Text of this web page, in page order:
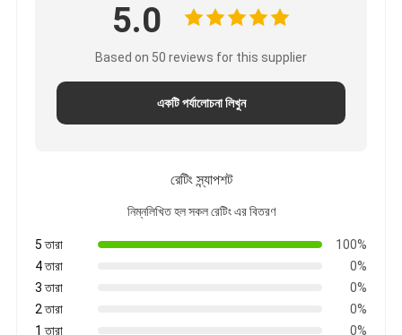
5.0
Based on 50 reviews for this supplier
একটি পর্যালোচনা লিখুন
রেটিং স্ন্যাপশট
নিম্নলিখিত হল সকল রেটিং এর বিতরণ
5 তারা
100%
4 তারা
0%
3 তারা
0%
2 তারা
0%
1 তারা
0%